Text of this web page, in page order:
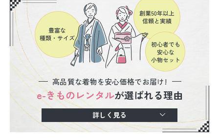
高品質な着物を安心価格でお届け!
e-きものレンタルが選ばれる理由
詳しく見る